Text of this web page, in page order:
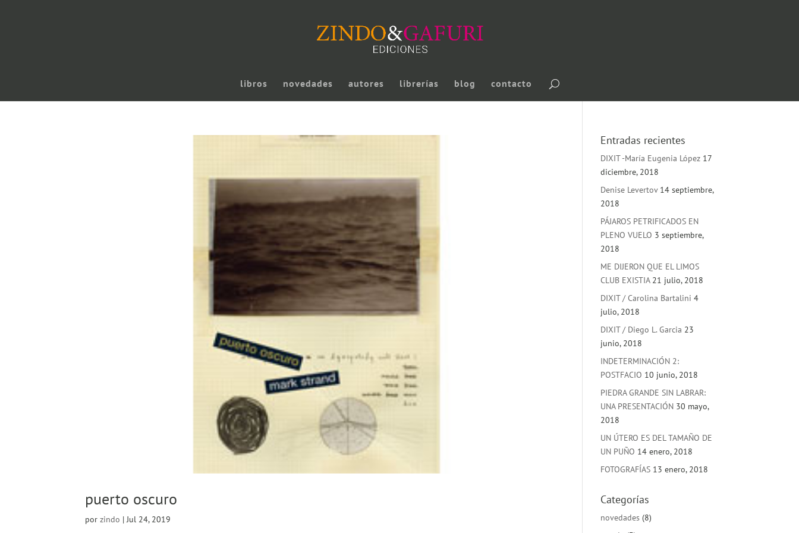
libros novedades autores librerías blog contacto
puerto oscuro
por zindo |Jul 24, 2019
Entradas recientes
DIXIT -María Eugenia López 17
diciembre, 2018
Denise Levertov 14 septiembre,
2018
PÁJAROS PETRIFICADOS EN
PLENO VUELO 3 septiembre,
2018
ME DIJERON QUE EL LIMOS
CLUB EXISTIA 21 julio, 2018
DIXIT / Carolina Bartalini 4
julio, 2018
DIXIT / Diego L. Garcia 23
junio, 2018
INDETERMINACIÓN 2:
POSTFACIO 10 junio, 2018
PIEDRA GRANDE SIN LABRAR:
UNA PRESENTACIÓN 30 mayo,
2018
UN ÚTERO ES DEL TAMAÑO DE
UN PUÑO 14 enero, 2018
FOTOGRAFÍAS 13 enero, 2018
Categorías
novedades (8)